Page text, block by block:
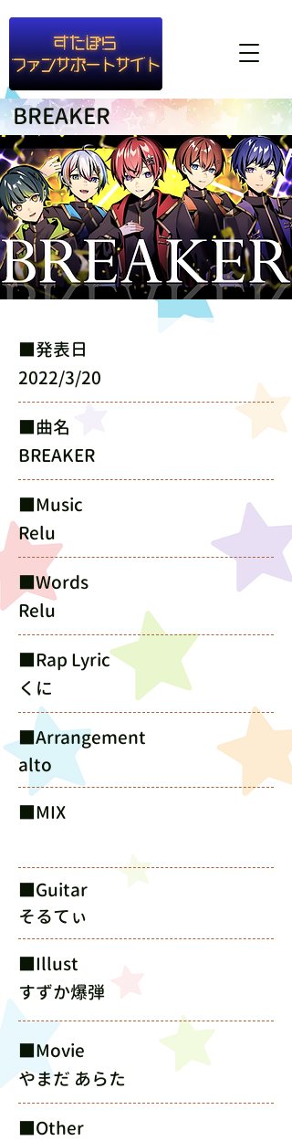
BREAKER
​■発表日
2022/3/20
​■曲名
BREAKER
​■Music
Relu
​■Words
Relu
​■Rap Lyric
くに
​■Arrangement
alto
​■MIX
​■Guitar
そるてぃ
​■Illust
すずか爆弾
​■Movie
やまだ あらた
​■Other